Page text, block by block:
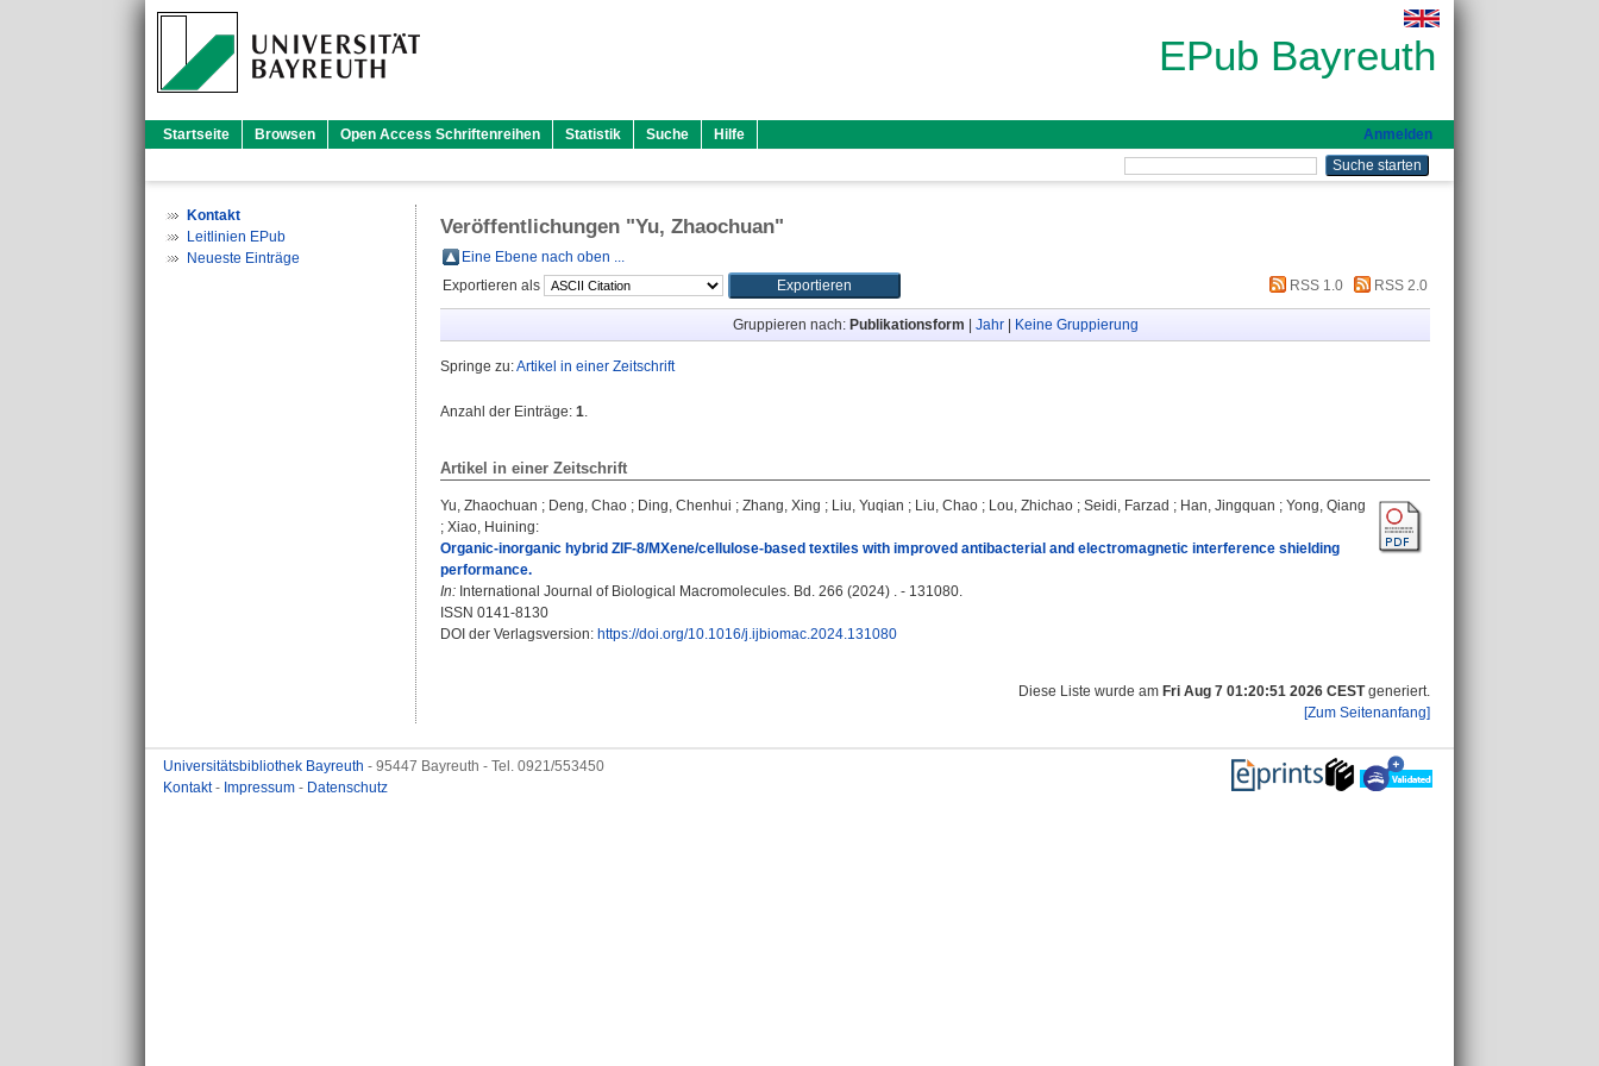
EPub Bayreuth
Startseite Browsen Open Access Schriftenreihen Statistik Suche Hilfe Anmelden
Kontakt
Leitlinien EPub
Neueste Einträge
Veröffentlichungen "Yu, Zhaochuan"
Eine Ebene nach oben ...
Exportieren als
RSS 1.0 RSS 2.0
Gruppieren nach: Publikationsform Jahr| Keine Gruppierung
Springe zu:Artikel in einer Zeitschrift
Anzahl der Einträge: 1.
Artikel in einer Zeitschrift
Yu, Zhaochuan ; Deng, Chao ; Ding, Chenhui ; Zhang, Xing ; Liu, Yuqian ; Liu, Chao ; Lou, Zhichao ; Seidi, Farzad ; Han, Jingquan ; Yong, Qiang
; Xiao, Huining:
Organic-inorganic hybrid ZIF-8/MXene/cellulose-based textiles with improved antibacterial and electromagnetic interference shielding
performance.
In: International Journal of Biological Macromolecules. Bd. 266 (2024) . - 131080.
ISSN 0141-8130
DOI der Verlagsversion: https://doi.org/10.1016/j.ijbiomac.2024.131080
Diese Liste wurde am Fri Aug 7 01:20:51 2026 CESTgeneriert.
[Zum Seitenanfang]
Universitätsbibliothek Bayreuth - 95447 Bayreuth - Tel. 0921/553450
Kontakt- Impressum - Datenschutz